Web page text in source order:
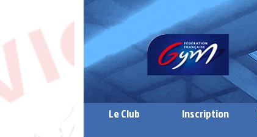
Le Club Inscription